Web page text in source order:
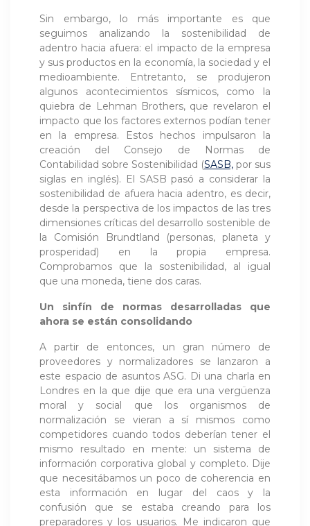
Sin embargo, lo más importante es que
seguimos analizando la sostenibilidad de
adentro hacia afuera: el impacto de la empresa
y sus productos en la economía, la sociedad y el
medioambiente. Entretanto, se produjeron
algunos acontecimientos sísmicos, como la
quiebra de Lehman Brothers, que revelaron el
impacto que los factores externos podían tener
en la empresa. Estos hechos impulsaron la
creación del Consejo de Normas de
Contabilidad sobre Sostenibilidad (SASB, por sus
siglas en inglés). El SASB pasó a considerar la
sostenibilidad de afuera hacia adentro, es decir,
desde la perspectiva de los impactos de las tres
dimensiones críticas del desarrollo sostenible de
la Comisión Brundtland (personas, planeta y
prosperidad) en la propia empresa.
Comprobamos que la sostenibilidad, al igual
que una moneda, tiene dos caras.
Un sinfín de normas desarrolladas que
ahora se están consolidando
A partir de entonces, un gran número de
proveedores y normalizadores se lanzaron a
este espacio de asuntos ASG. Di una charla en
Londres en la que dije que era una vergüenza
moral y social que los organismos de
normalización se vieran a sí mismos como
competidores cuando todos deberían tener el
mismo resultado en mente: un sistema de
información corporativa global y completo. Dije
que necesitábamos un poco de coherencia en
esta información en lugar del caos y la
confusión que se estaba creando para los
preparadores y los usuarios. Me indicaron que